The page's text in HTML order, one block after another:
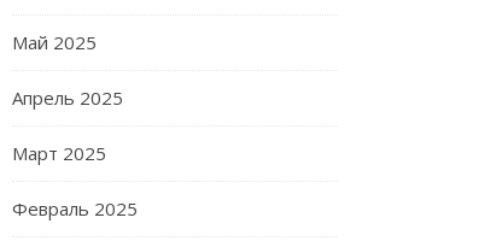
Май 2025
Апрель 2025
Март 2025
Февраль 2025